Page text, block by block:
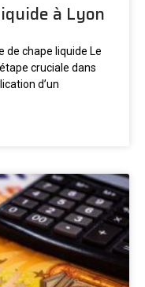
à Lyon
de chape liquide Le
cruciale dans
d’un